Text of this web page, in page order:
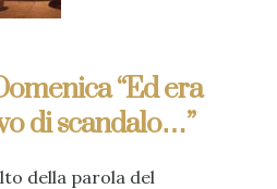
“Ed era
di scandalo…”
della parola del